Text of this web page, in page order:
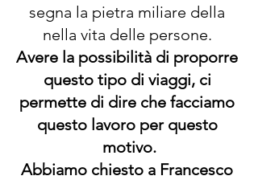
segna la pietra miliare della
nella vita delle persone.
Avere la possibilità di proporre
questo tipo di viaggi, ci
permette di dire che facciamo
questo lavoro per questo
motivo.
Abbiamo chiesto a Francesco